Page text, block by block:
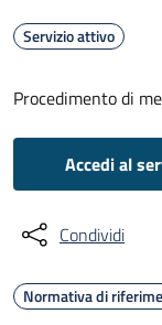
Servizio attivo
Procedimento di
Accedi al
Condividi
Normativa di